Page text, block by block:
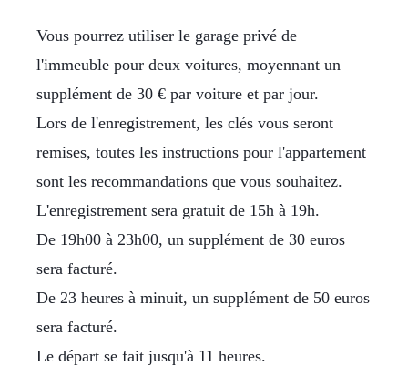
Vous pourrez utiliser le garage privé de
l'immeuble pour deux voitures, moyennant un
supplément de 30 € par voiture et par jour.
Lors de l'enregistrement, les clés vous seront
remises, toutes les instructions pour l'appartement
sont les recommandations que vous souhaitez.
L'enregistrement sera gratuit de 15h à 19h.
De 19h00 à 23h00, un supplément de 30 euros
sera facturé.
De 23 heures à minuit, un supplément de 50 euros
sera facturé.
Le départ se fait jusqu'à 11 heures.